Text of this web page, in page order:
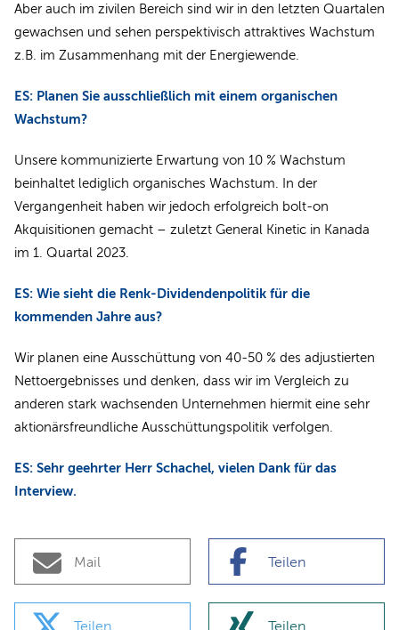
Aber auch im zivilen Bereich sind wir in den letzten Quartalen
gewachsen und sehen perspektivisch attraktives Wachstum
z.B. im Zusammenhang mit der Energiewende.
ES: Planen Sie ausschließlich mit einem organischen
Wachstum?
Unsere kommunizierte Erwartung von 10 % Wachstum
beinhaltet lediglich organisches Wachstum. In der
Vergangenheit haben wir jedoch erfolgreich bolt-on
Akquisitionen gemacht – zuletzt General Kinetic in Kanada
im 1. Quartal 2023.
ES: Wie sieht die Renk-Dividendenpolitik für die
kommenden Jahre aus?
Wir planen eine Ausschüttung von 40-50 % des adjustierten
Nettoergebnisses und denken, dass wir im Vergleich zu
anderen stark wachsenden Unternehmen hiermit eine sehr
aktionärsfreundliche Ausschüttungspolitik verfolgen.
ES: Sehr geehrter Herr Schachel, vielen Dank für das
Interview.
Mail Teilen
Teilen Teilen